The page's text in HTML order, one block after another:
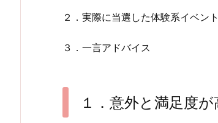
２．実際に当選した体験系イベン
３．一言アドバイス
１．意外と満足度